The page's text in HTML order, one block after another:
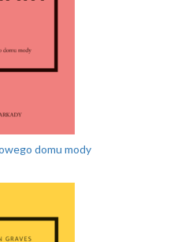
domu mody